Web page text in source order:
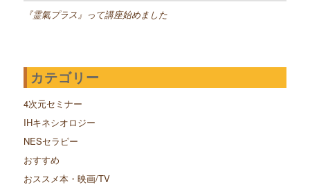
『霊氣プラス』って講座始めました
カテゴリー
4次元セミナー
IHキネシオロジー
NESセラピー
おすすめ
おススメ本・映画/TV